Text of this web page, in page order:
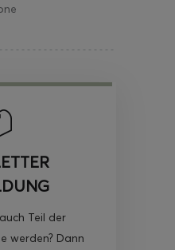
Teil der
werden? Dann